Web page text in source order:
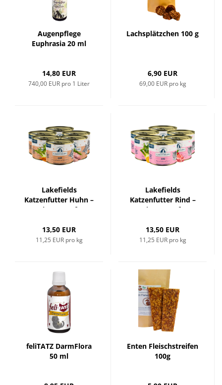
Augenpflege
Euphrasia 20 ml
14,80 EUR
740,00 EUR pro 1 Liter
Lachsplätzchen 100 g
6,90 EUR
69,00 EUR pro kg
Lakefields
Katzenfutter Huhn –
Premium Nassfutter
frischem Landhuhn,
Gemüse & Kräutern
13,50 EUR
11,25 EUR pro kg
Lakefields
Katzenfutter Rind –
Premium Nassfutter
frischem Weiderind,
Gemüse & Kräutern
13,50 EUR
11,25 EUR pro kg
feliTATZ DarmFlora
50 ml
Enten Fleischstreifen
100g